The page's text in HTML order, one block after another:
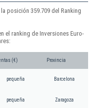
posición 359.709 del Ranking
el ranking de Inversiones Euro-
(€) Provincia
pequeña Barcelona
pequeña Zaragoza